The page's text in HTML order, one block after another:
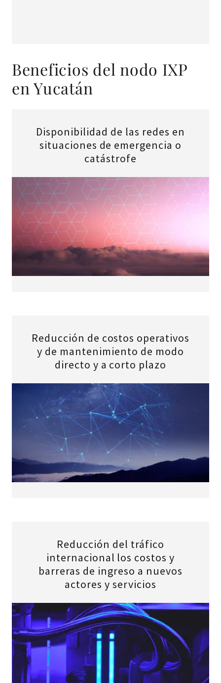
Beneficios del nodo IXP
en Yucatán
Disponibilidad de las redes en
situaciones de emergencia o
catástrofe
Reducción de costos operativos
y de mantenimiento de modo
directo y a corto plazo
Reducción del tráfico
internacional los costos y
barreras de ingreso a nuevos
actores y servicios